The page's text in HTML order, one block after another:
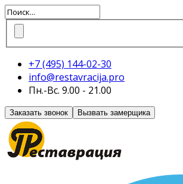
+7 (495) 144-02-30
info@restavracija.pro
Пн.-Вс. 9.00 - 21.00
Заказать звонок Вызвать замерщика